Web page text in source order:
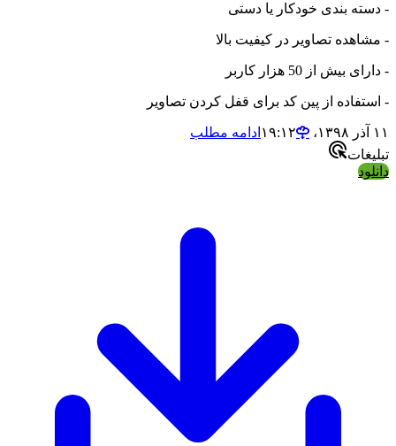
- دسته بندی خودکار یا دستی
- مشاهده تصاویر در کیفیت بالا
- دارای بیش از 50 هزار کاربر
- استفاده از پین کد برای قفل کردن تصاویر
۱۱ آذر ۱۳۹۸،‏ ۱۹:۱۲
ادامه مطلب
تبلیغات
دانلود